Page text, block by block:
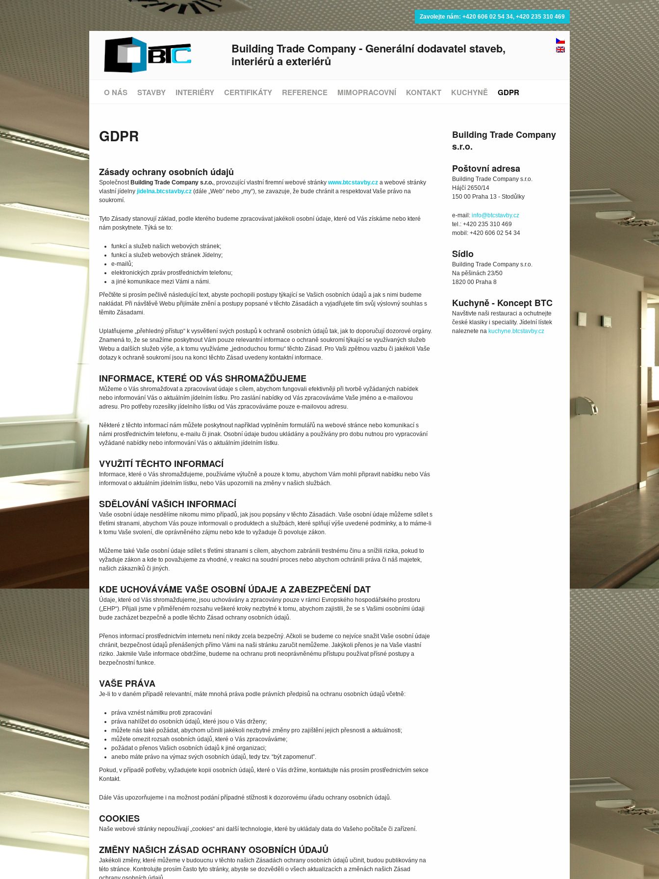
Zavolejte nám: +420 606 02 54 34, +420 235 310 469
Building Trade Company - Generální dodavatel staveb,
interiérů a exteriérů
O NÁS STAVBY INTERIÉRY CERTIFIKÁTY REFERENCE MIMOPRACOVNÍ KONTAKT KUCHYNĚ GDPR
GDPR
Zásady ochrany osobních údajů
Společnost Building Trade Company s.r.o., provozující vlastní firemní webové stránky www.btcstavby.cz a webové stránky
vlastní jídelny jidelna.btcstavby.cz (dále „Web“ nebo „my“), se zavazuje, že bude chránit a respektovat Vaše právo na
soukromí.
Tyto Zásady stanovují základ, podle kterého budeme zpracovávat jakékoli osobní údaje, které od Vás získáme nebo které
nám poskytnete. Týká se to:
funkcí a služeb našich webových stránek;
funkcí a služeb webových stránek Jídelny;
e-mailů;
elektronických zpráv prostřednictvím telefonu;
a jiné komunikace mezi Vámi a námi.
Přečtěte si prosím pečlivě následující text, abyste pochopili postupy týkající se Vašich osobních údajů a jak s nimi budeme
nakládat. Při návštěvě Webu přijímáte znění a postupy popsané v těchto Zásadách a vyjadřujete tím svůj výslovný souhlas s
těmito Zásadami.
Uplatňujeme „přehledný přístup“ k vysvětlení svých postupů k ochraně osobních údajů tak, jak to doporučují dozorové orgány.
Znamená to, že se snažíme poskytnout Vám pouze relevantní informace o ochraně soukromí týkající se využívaných služeb
Webu a dalších služeb výše, a k tomu využíváme „jednoduchou formu“ těchto Zásad. Pro Vaši zpětnou vazbu či jakékoli Vaše
dotazy k ochraně soukromí jsou na konci těchto Zásad uvedeny kontaktní informace.
INFORMACE, KTERÉ OD VÁS SHROMAŽĎUJEME
Můžeme o Vás shromažďovat a zpracovávat údaje s cílem, abychom fungovali efektivněji při tvorbě vyžádaných nabídek
nebo informování Vás o aktuálním jídelním lístku. Pro zaslání nabídky od Vás zpracováváme Vaše jméno a e-mailovou
adresu. Pro potřeby rozesílky jídelního lístku od Vás zpracováváme pouze e-mailovou adresu.
Některé z těchto informací nám můžete poskytnout například vyplněním formulářů na webové stránce nebo komunikací s
námi prostřednictvím telefonu, e-mailu či jinak. Osobní údaje budou ukládány a používány pro dobu nutnou pro vypracování
vyžádané nabídky nebo informování Vás o aktuálním jídelním lístku.
VYUŽITÍ TĚCHTO INFORMACÍ
Informace, které o Vás shromažďujeme, používáme výlučně a pouze k tomu, abychom Vám mohli připravit nabídku nebo Vás
informovat o aktuálním jídelním lístku, nebo Vás upozornili na změny v našich službách.
SDĚLOVÁNÍ VAŠICH INFORMACÍ
Vaše osobní údaje nesdělíme nikomu mimo případů, jak jsou popsány v těchto Zásadách. Vaše osobní údaje můžeme sdílet s
třetími stranami, abychom Vás pouze informovali o produktech a službách, které splňují výše uvedené podmínky, a to máme-li
k tomu Vaše svolení, dle oprávněného zájmu nebo kde to vyžaduje či povoluje zákon.
Můžeme také Vaše osobní údaje sdílet s třetími stranami s cílem, abychom zabránili trestnému činu a snížili rizika, pokud to
vyžaduje zákon a kde to považujeme za vhodné, v reakci na soudní proces nebo abychom ochránili práva či náš majetek,
našich zákazníků či jiných.
KDE UCHOVÁVÁME VAŠE OSOBNÍ ÚDAJE A ZABEZPEČENÍ DAT
Údaje, které od Vás shromažďujeme, jsou uchovávány a zpracovány pouze v rámci Evropského hospodářského prostoru
(„EHP“). Přijali jsme v přiměřeném rozsahu veškeré kroky nezbytné k tomu, abychom zajistili, že se s Vašimi osobními údaji
bude zacházet bezpečně a podle těchto Zásad ochrany osobních údajů.
Přenos informací prostřednictvím internetu není nikdy zcela bezpečný. Ačkoli se budeme co nejvíce snažit Vaše osobní údaje
chránit, bezpečnost údajů přenášených přímo Vámi na naši stránku zaručit nemůžeme. Jakýkoli přenos je na Vaše vlastní
riziko. Jakmile Vaše informace obdržíme, budeme na ochranu proti neoprávněnému přístupu používat přísné postupy a
bezpečnostní funkce.
VAŠE PRÁVA
Je-li to v daném případě relevantní, máte mnohá práva podle právních předpisů na ochranu osobních údajů včetně:
práva vznést námitku proti zpracování
práva nahlížet do osobních údajů, které jsou o Vás drženy;
můžete nás také požádat, abychom učinili jakékoli nezbytné změny pro zajištění jejich přesnosti a aktuálnosti;
můžete omezit rozsah osobních údajů, které o Vás zpracováváme;
požádat o přenos Vašich osobních údajů k jiné organizaci;
anebo máte právo na výmaz svých osobních údajů, tedy tzv. “být zapomenut”.
Pokud, v případě potřeby, vyžadujete kopii osobních údajů, které o Vás držíme, kontaktujte nás prosím prostřednictvím sekce
Kontakt.
Dále Vás upozorňujeme i na možnost podání případné stížnosti k dozorovému úřadu ochrany osobních údajů.
COOKIES
Naše webové stránky nepoužívají „cookies“ ani další technologie, které by ukládaly data do Vašeho počítače či zařízení.
ZMĚNY NAŠICH ZÁSAD OCHRANY OSOBNÍCH ÚDAJŮ
Jakékoli změny, které můžeme v budoucnu v těchto našich Zásadách ochrany osobních údajů učinit, budou publikovány na
této stránce. Kontrolujte prosím často tyto stránky, abyste se dozvěděli o všech aktualizacích a změnách našich Zásad
Building Trade Company
s.r.o.
Poštovní adresa
Building Trade Company s.r.o.
Hájčí 2650/14
150 00 Praha 13 - Stodůlky
e-mail: info@btcstavby.cz
tel.: +420 235 310 469
mobil: +420 606 02 54 34
Sídlo
Building Trade Company s.r.o.
Na pěšinách 23/50
1820 00 Praha 8
Kuchyně - Koncept BTC
Navštivte naši restauraci a ochutnejte
české klasiky i speciality. Jídelní lístek
naleznete na kuchyne.btcstavby.cz